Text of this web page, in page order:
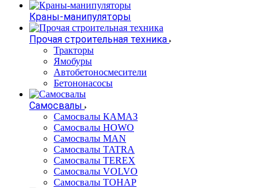
Краны-манипуляторы
Прочая строительная техника
Тракторы
Ямобуры
Автобетоносмесители
Бетононасосы
Самосвалы
Самосвалы КАМАЗ
Самосвалы HOWO
Самосвалы MAN
Самосвалы TATRA
Самосвалы TEREX
Самосвалы VOLVO
Самосвалы ТОНАР